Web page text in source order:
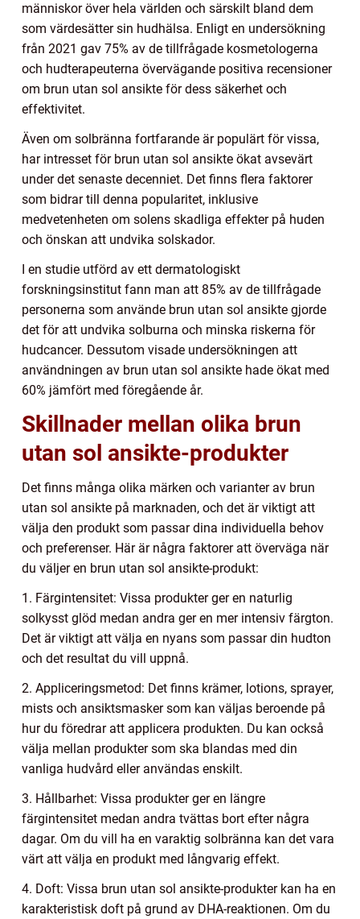
människor över hela världen och särskilt bland dem
som värdesätter sin hudhälsa. Enligt en undersökning
från 2021 gav 75% av de tillfrågade kosmetologerna
och hudterapeuterna övervägande positiva recensioner
om brun utan sol ansikte för dess säkerhet och
effektivitet.
Även om solbränna fortfarande är populärt för vissa,
har intresset för brun utan sol ansikte ökat avsevärt
under det senaste decenniet. Det finns flera faktorer
som bidrar till denna popularitet, inklusive
medvetenheten om solens skadliga effekter på huden
och önskan att undvika solskador.
I en studie utförd av ett dermatologiskt
forskningsinstitut fann man att 85% av de tillfrågade
personerna som använde brun utan sol ansikte gjorde
det för att undvika solburna och minska riskerna för
hudcancer. Dessutom visade undersökningen att
användningen av brun utan sol ansikte hade ökat med
60% jämfört med föregående år.
Skillnader mellan olika brun
utan sol ansikte-produkter
Det finns många olika märken och varianter av brun
utan sol ansikte på marknaden, och det är viktigt att
välja den produkt som passar dina individuella behov
och preferenser. Här är några faktorer att överväga när
du väljer en brun utan sol ansikte-produkt:
1. Färgintensitet: Vissa produkter ger en naturlig
solkysst glöd medan andra ger en mer intensiv färgton.
Det är viktigt att välja en nyans som passar din hudton
och det resultat du vill uppnå.
2. Appliceringsmetod: Det finns krämer, lotions, sprayer,
mists och ansiktsmasker som kan väljas beroende på
hur du föredrar att applicera produkten. Du kan också
välja mellan produkter som ska blandas med din
vanliga hudvård eller användas enskilt.
3. Hållbarhet: Vissa produkter ger en längre
färgintensitet medan andra tvättas bort efter några
dagar. Om du vill ha en varaktig solbränna kan det vara
värt att välja en produkt med långvarig effekt.
4. Doft: Vissa brun utan sol ansikte-produkter kan ha en
karakteristisk doft på grund av DHA-reaktionen. Om du